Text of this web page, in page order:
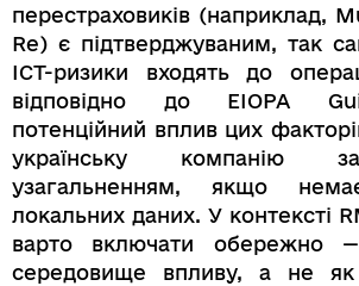
перестраховиків (наприклад,
Re) є підтверджуваним, так
ICT-ризики входять до
відповідно до EIOPA
потенційний вплив цих
українську компанію
узагальненням, якщо
локальних даних. У контексті
варто включати обережно
середовище впливу, а не як